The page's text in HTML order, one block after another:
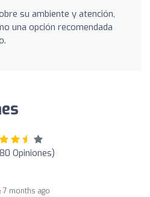
su ambiente y atención,
una opción recomendada
Opiniones)
7 months ago